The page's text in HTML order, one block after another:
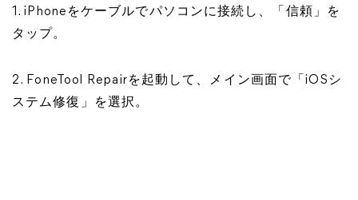
1. iPhoneをケーブルでパソコンに接続し、「信頼」を
タップ。
2. FoneTool Repairを起動して、メイン画面で「iOSシ
ステム修復」を選択。